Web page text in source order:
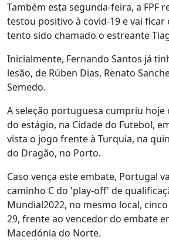
Também esta segunda-feira, a FPF
testou positivo à covid-19 e vai ficar
tento sido chamado o estreante
Inicialmente, Fernando Santos já
lesão, de Rúben Dias, Renato
Semedo.
A seleção portuguesa cumpriu
do estágio, na Cidade do Futebol,
vista o jogo frente à Turquia, na
do Dragão, no Porto.
Caso vença este embate, Portugal
caminho C do 'play-off' de
Mundial2022, no mesmo local,
29, frente ao vencedor do embate
Macedónia do Norte.